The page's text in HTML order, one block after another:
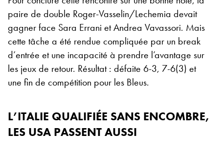
paire de double Roger-Vasselin/Lechemia devait
gagner face Sara Errani et Andrea Vavassori. Mais
cette tâche a été rendue compliquée par un break
d’entrée et une incapacité à prendre l’avantage sur
les jeux de retour. Résultat : défaite 6-3, 7-6(3) et
une fin de compétition pour les Bleus.
L’ITALIE QUALIFIÉE SANS ENCOMBRE,
LES USA PASSENT AUSSI